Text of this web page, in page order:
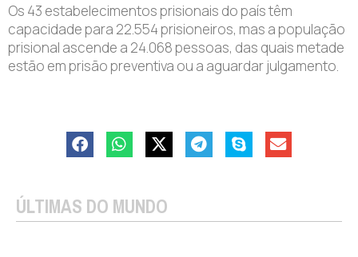
Os 43 estabelecimentos prisionais do país têm
capacidade para 22.554 prisioneiros, mas a população
prisional ascende a 24.068 pessoas, das quais metade
estão em prisão preventiva ou a aguardar julgamento.
ÚLTIMAS DO MUNDO